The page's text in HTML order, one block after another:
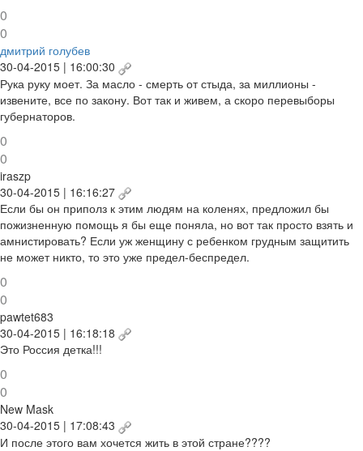
0
0
дмитрий голубев
30-04-2015 | 16:00:30
Рука руку моет. За масло - смерть от стыда, за миллионы -
извените, все по закону. Вот так и живем, а скоро перевыборы
губернаторов.
0
0
iraszp
30-04-2015 | 16:16:27
Если бы он приполз к этим людям на коленях, предложил бы
пожизненную помощь я бы еще поняла, но вот так просто взять и
амнистировать? Если уж женщину с ребенком грудным защитить
не может никто, то это уже предел-беспредел.
0
0
pawtet683
30-04-2015 | 16:18:18
Это Россия детка!!!
0
0
New Mask
30-04-2015 | 17:08:43
И после этого вам хочется жить в этой стране????